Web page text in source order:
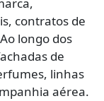
contratos de
longo dos
de
linhas
aérea.